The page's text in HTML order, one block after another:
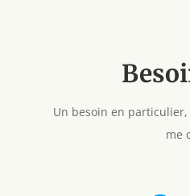
Un besoin en particulier,
me